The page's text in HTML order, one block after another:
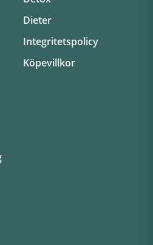
Dieter
Integritetspolicy
Köpevillkor